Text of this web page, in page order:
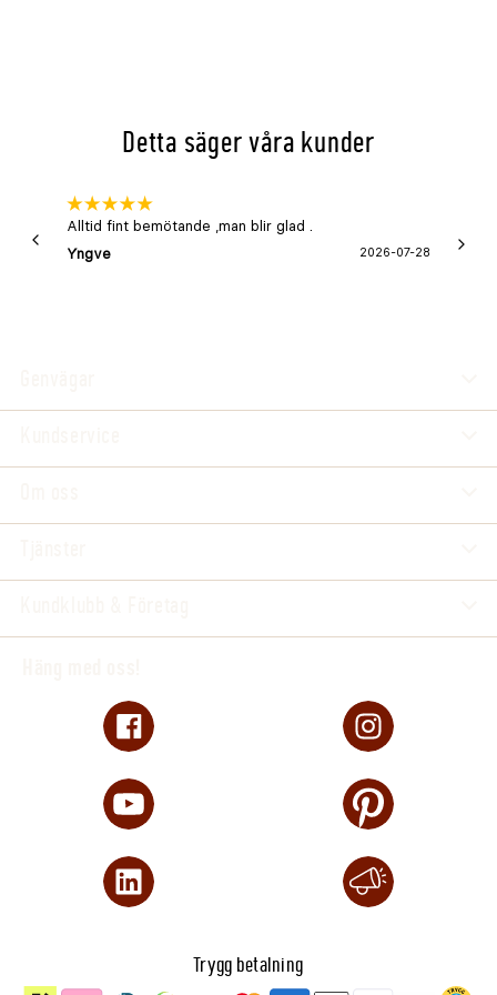
Detta säger våra kunder
Alltid fint bemötande ,man blir glad .
Yngve
2026-07-28
Trygg betalning